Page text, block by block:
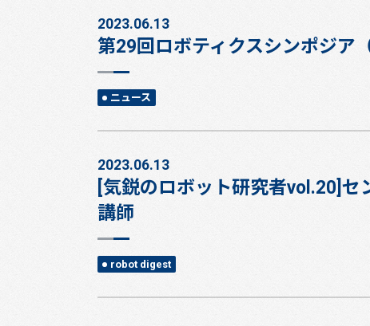
2023.06.13
第29回ロボティクスシンポジア
ニュース
2023.06.13
[気鋭のロボット研究者vol.20]
講師
robot digest